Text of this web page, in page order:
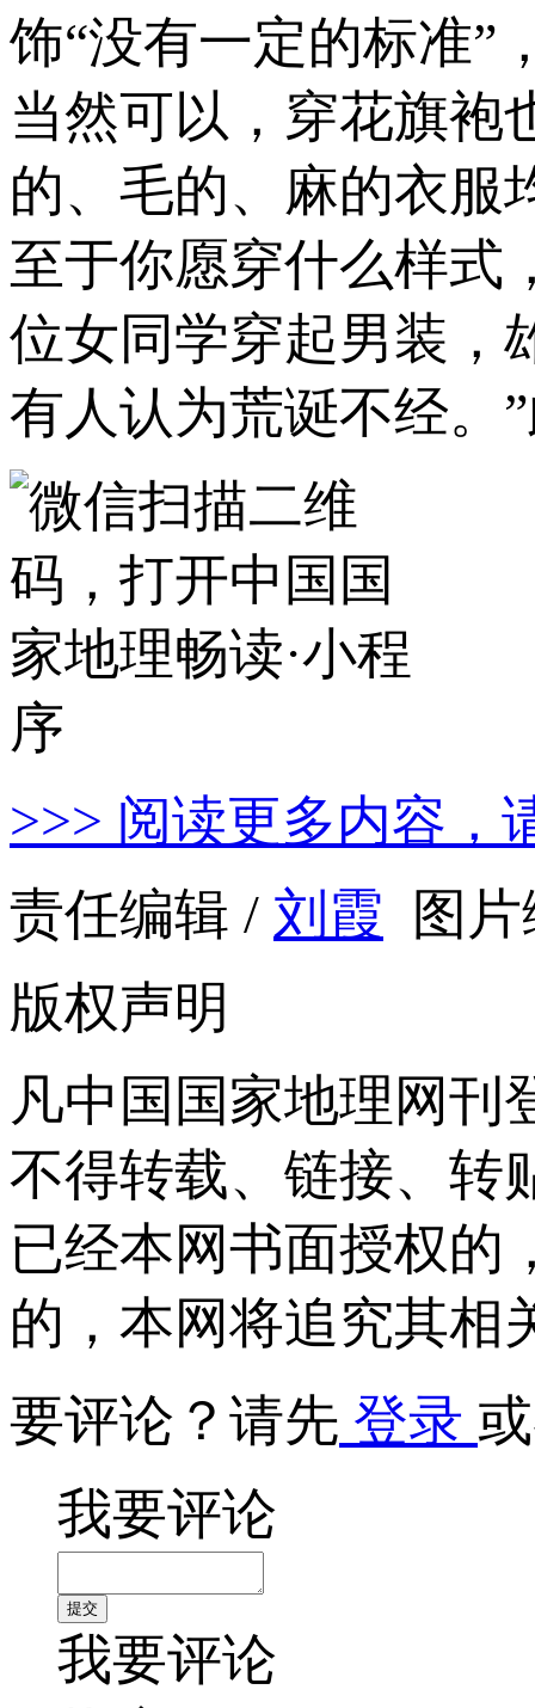
饰“没有一定的标准”
当然可以，穿花旗袍
的、毛的、麻的衣服
至于你愿穿什么样式
位女同学穿起男装，
有人认为荒诞不经。
>>> 阅读更多内容，
责任编辑 / 刘霞 图
版权声明
凡中国国家地理网刊
不得转载、链接、转
已经本网书面授权的
的，本网将追究其相
要评论？请先 登录
我要评论
我要评论